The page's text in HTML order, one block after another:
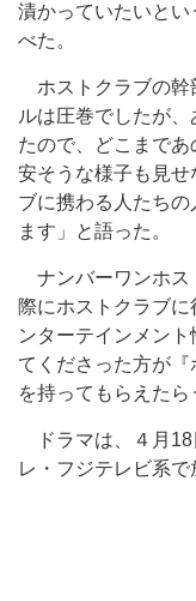
漬かっていたいと
べた。
ホストクラブの幹
ルは圧巻でしたが
たので、どこまで
安そうな様子も見
ブに携わる人たち
ます」と語った。
ナンバーワンホス
際にホストクラブ
ンターテインメン
てくださった方が
を持ってもらえたら
ドラマは、４月18
レ・フジテレビ系で